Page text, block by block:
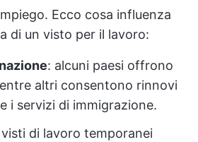
Ecco cosa influenza
di un visto per il lavoro:
: alcuni paesi offrono
altri consentono rinnovi
i servizi di immigrazione.
visti di lavoro temporanei